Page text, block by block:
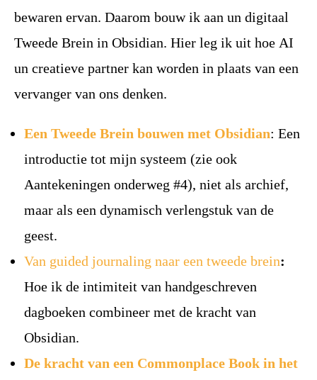
bewaren ervan. Daarom bouw ik aan un digitaal
Tweede Brein in Obsidian. Hier leg ik uit hoe AI
un creatieve partner kan worden in plaats van een
vervanger van ons denken.
Een Tweede Brein bouwen met Obsidian: Een
introductie tot mijn systeem (zie ook
Aantekeningen onderweg #4), niet als archief,
maar als een dynamisch verlengstuk van de
geest.
Van guided journaling naar een tweede brein:
Hoe ik de intimiteit van handgeschreven
dagboeken combineer met de kracht van
Obsidian.
De kracht van een Commonplace Book in het